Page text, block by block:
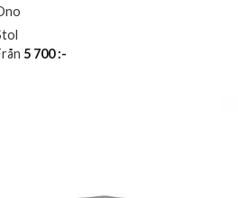
5 700:-